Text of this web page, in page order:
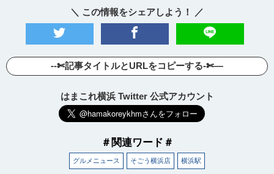
＼ この情報をシェアしよう！ ／
--✄記事タイトルとURLをコピーする-✄—
はまこれ横浜 Twitter 公式アカウント
＃関連ワード＃
グルメニュース そごう横浜店 横浜駅